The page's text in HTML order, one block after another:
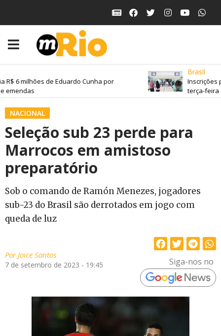
R$ 6 milhões de Eduardo Cunha por
emendas
Brasil
Inscrições
terça-feira
NACIONAL
Seleção sub 23 perde para
Marrocos em amistoso
preparatório
Sob o comando de Ramón Menezes, jogadores
sub-23 do Brasil são derrotados em jogo com
queda de luz
PorJoice Santos
7 de setembro de 2023 - 19:45 Siga-nos no